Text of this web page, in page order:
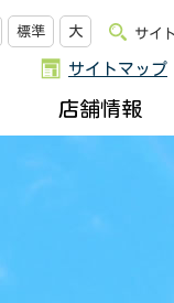
標準 大 サイ
サイトマップ
店舗情報